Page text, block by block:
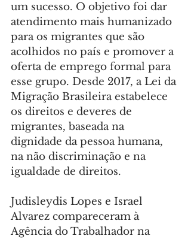
um sucesso. O objetivo foi dar
atendimento mais humanizado
para os migrantes que são
acolhidos no país e promover a
oferta de emprego formal para
esse grupo. Desde 2017, a Lei da
Migração Brasileira estabelece
os direitos e deveres de
migrantes, baseada na
dignidade da pessoa humana,
na não discriminação e na
igualdade de direitos.
Judisleydis Lopes e Israel
Alvarez compareceram à
Agência do Trabalhador na